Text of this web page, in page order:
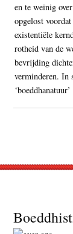
en te weinig
opgelost
existentiële
rotheid van de
bevrijding
verminderen. In
Footer